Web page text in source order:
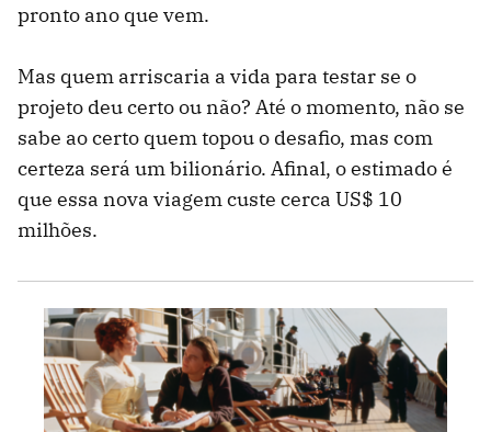
pronto ano que vem.
Mas quem arriscaria a vida para testar se o
projeto deu certo ou não? Até o momento, não se
sabe ao certo quem topou o desafio, mas com
certeza será um bilionário. Afinal, o estimado é
que essa nova viagem custe cerca US$ 10
milhões.